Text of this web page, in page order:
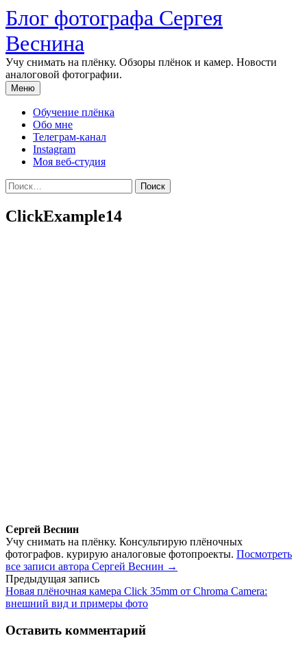
Перейти
к
содержимому
Блог фотографа Сергея
Веснина
Учу снимать на плёнку. Обзоры плёнок и камер. Новости
аналоговой фотографии.
Меню
Обучение плёнка
Обо мне
Телеграм-канал
Instagram
Моя веб-студия
Найти:
ClickExample14
Сергей Веснин
Учу снимать на плёнку. Консультирую плёночных
фотографов. курирую аналоговые фотопроекты. Посмотреть
все записи автора Сергей Веснин →
Навигация
по
Предыдущая запись
Новая плёночная камера Click 35mm от Chroma Camera:
внешний вид и примеры фото
Оставить комментарий